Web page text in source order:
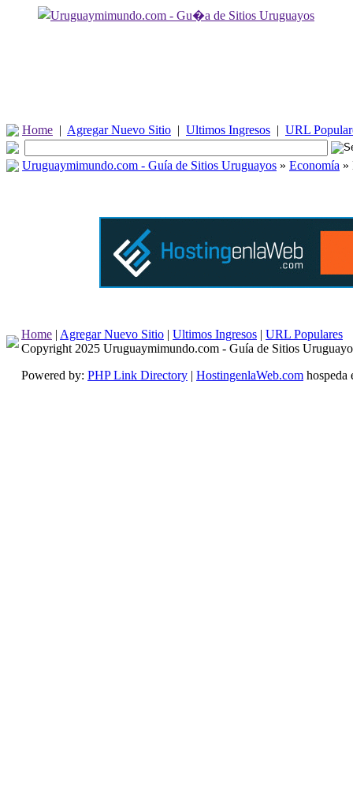
Home | Agregar Nuevo Sitio | Ultimos Ingresos | URL
Uruguaymimundo.com - Guía de Sitios Uruguayos » Economía »
Home | Agregar Nuevo Sitio | Ultimos Ingresos | URL Populares
Copyright 2025 Uruguaymimundo.com - Guía de Sitios
Powered by: PHP Link Directory | HostingenlaWeb.com hospeda